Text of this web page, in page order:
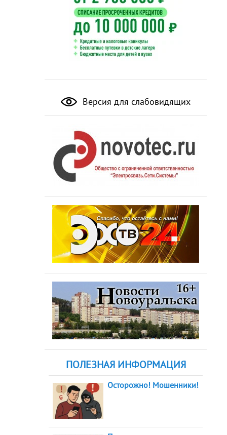
Версия для слабовидящих
ПОЛЕЗНАЯ ИНФОРМАЦИЯ
Осторожно! Мошенники!